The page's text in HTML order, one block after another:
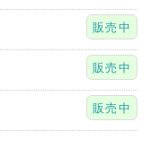
販売中
販売中
販売中